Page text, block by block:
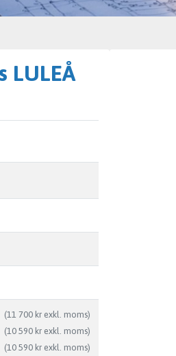
LULEÅ
(11 700 kr exkl. moms)
(10 590 kr exkl. moms)
(10 590 kr exkl. moms)